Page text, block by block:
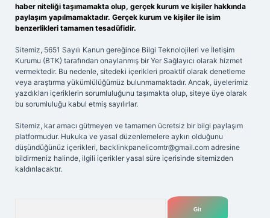
haber niteliği taşımamakta olup, gerçek kurum ve kişiler hakkında
paylaşım yapılmamaktadır. Gerçek kurum ve kişiler ile isim
benzerlikleri tamamen tesadüfidir.
Sitemiz, 5651 Sayılı Kanun gereğince Bilgi Teknolojileri ve İletişim
Kurumu (BTK) tarafından onaylanmış bir Yer Sağlayıcı olarak hizmet
vermektedir. Bu nedenle, sitedeki içerikleri proaktif olarak denetleme
veya araştırma yükümlülüğümüz bulunmamaktadır. Ancak, üyelerimiz
yazdıkları içeriklerin sorumluluğunu taşımakta olup, siteye üye olarak
bu sorumluluğu kabul etmiş sayılırlar.
Sitemiz, kar amacı gütmeyen ve tamamen ücretsiz bir bilgi paylaşım
platformudur. Hukuka ve yasal düzenlemelere aykırı olduğunu
düşündüğünüz içerikleri, backlinkpanelicomtr@gmail.com adresine
bildirmeniz halinde, ilgili içerikler yasal süre içerisinde sitemizden
kaldırılacaktır.